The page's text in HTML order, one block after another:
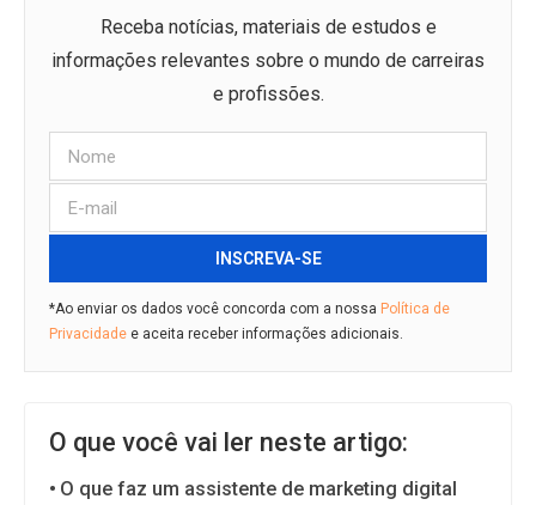
Receba notícias, materiais de estudos e
informações relevantes sobre o mundo de carreiras
e profissões.
INSCREVA-SE
*Ao enviar os dados você concorda com a nossa Política de
Privacidade e aceita receber informações adicionais.
O que você vai ler neste artigo:
O que faz um assistente de marketing digital